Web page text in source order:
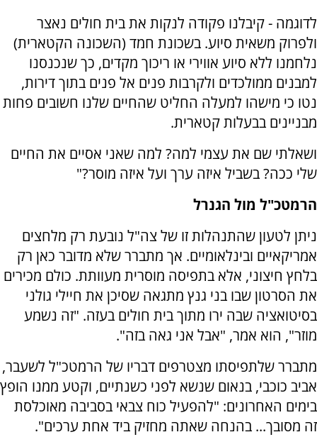
לדוגמה - קיבלנו פקודה לנקות את בית חולים נאצר
ולפרוק משאית סיוע. בשכונת חמד (השכונה הקטארית)
נלחמנו ללא סיוע אווירי או ריכוך מקדים, כך שנכנסנו
למבנים ממולכדים ולקרבות פנים אל פנים בתוך דירות,
נטו כי מישהו למעלה החליט שהחיים שלנו חשובים פחות
מבניינים בבעלות קטארית.
ושאלתי שם את עצמי למה? למה שאני אסיים את החיים
שלי ככה? בשביל איזה ערך ועל איזה מוסר?"
הרמטכ"ל מול הגנרל
ניתן לטעון שהתנהלות זו של צה"ל נובעת רק מלחצים
אמריקאיים ובינלאומיים. אך מתברר שלא מדובר כאן רק
בלחץ חיצוני, אלא בתפיסה מוסרית מעוותת. כולם מכירים
את הסרטון שבו בני גנץ מתגאה שסיכן את חיילי גולני
בסיטואציה שבה ירו מתוך בית חולים בעזה. "זה נשמע
מוזר", הוא אמר, "אבל אני גאה בזה".
מתברר שלתפיסתו מצטרפים דבריו של הרמטכ"ל לשעבר,
אביב כוכבי, בנאום שנשא לפני כשנתיים, וקטע ממנו הופץ
בימים האחרונים: "להפעיל כוח צבאי בסביבה מאוכלסת
זה מסובך... בהנחה שאתה מחזיק ביד אחת ערכים".